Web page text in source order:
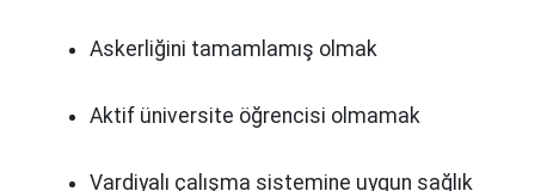
Askerliğini tamamlamış olmak
Aktif üniversite öğrencisi olmamak
Vardiyalı çalışma sistemine uygun sağlık